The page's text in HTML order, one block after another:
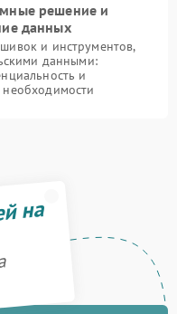
решение и
данных
и инструментов,
данными:
и
на